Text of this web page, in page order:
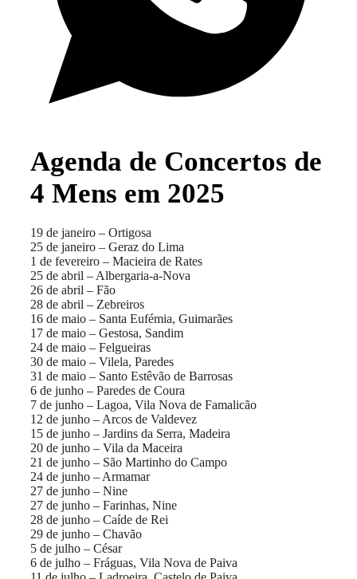
Agenda de Concertos de
4 Mens em 2025
19 de janeiro – Ortigosa
25 de janeiro – Geraz do Lima
1 de fevereiro – Macieira de Rates
25 de abril – Albergaria-a-Nova
26 de abril – Fão
28 de abril – Zebreiros
16 de maio – Santa Eufémia, Guimarães
17 de maio – Gestosa, Sandim
24 de maio – Felgueiras
30 de maio – Vilela, Paredes
31 de maio – Santo Estêvão de Barrosas
6 de junho – Paredes de Coura
7 de junho – Lagoa, Vila Nova de Famalicão
12 de junho – Arcos de Valdevez
15 de junho – Jardins da Serra, Madeira
20 de junho – Vila da Maceira
21 de junho – São Martinho do Campo
24 de junho – Armamar
27 de junho – Nine
27 de junho – Farinhas, Nine
28 de junho – Caíde de Rei
29 de junho – Chavão
5 de julho – César
6 de julho – Fráguas, Vila Nova de Paiva